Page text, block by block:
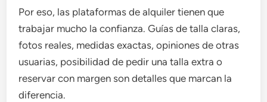
Por eso, las plataformas de alquiler tienen que
trabajar mucho la confianza. Guías de talla claras,
fotos reales, medidas exactas, opiniones de otras
usuarias, posibilidad de pedir una talla extra o
reservar con margen son detalles que marcan la
diferencia.